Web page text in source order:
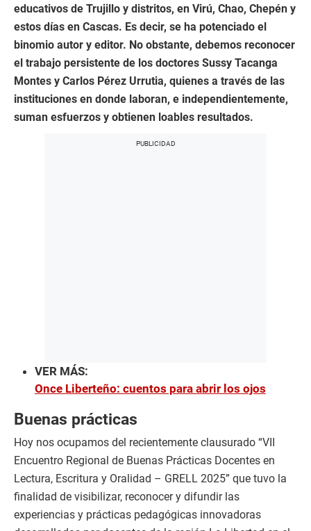
educativos de Trujillo y distritos, en Virú, Chao, Chepén y
estos días en Cascas. Es decir, se ha potenciado el
binomio autor y editor. No obstante, debemos reconocer
el trabajo persistente de los doctores Sussy Tacanga
Montes y Carlos Pérez Urrutia, quienes a través de las
instituciones en donde laboran, e independientemente,
suman esfuerzos y obtienen loables resultados.
VER MÁS:
Once Liberteño: cuentos para abrir los ojos
Buenas prácticas
Hoy nos ocupamos del recientemente clausurado “VII
Encuentro Regional de Buenas Prácticas Docentes en
Lectura, Escritura y Oralidad – GRELL 2025” que tuvo la
finalidad de visibilizar, reconocer y difundir las
experiencias y prácticas pedagógicas innovadoras